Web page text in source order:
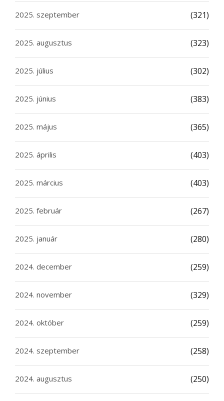
2025. szeptember (321)
2025. augusztus (323)
2025. július (302)
2025. június (383)
2025. május (365)
2025. április (403)
2025. március (403)
2025. február (267)
2025. január (280)
2024. december (259)
2024. november (329)
2024. október (259)
2024. szeptember (258)
2024. augusztus (250)